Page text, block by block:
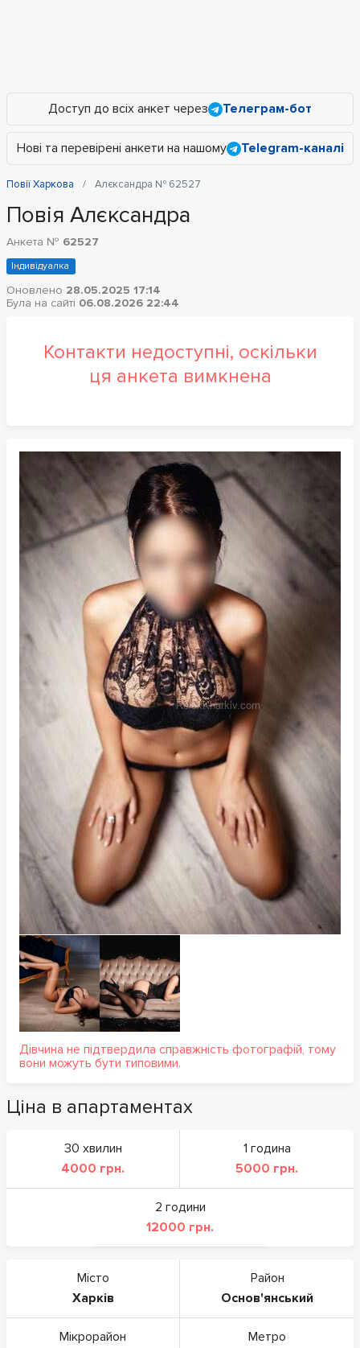
Доступ до всіх анкет через Телеграм-бот
Нові та перевірені анкети на нашому Telegram-каналі
Повії Харкова Алєксандра № 62527
Повія Алєксандра
Анкета № 62527
Індивідуалка
Оновлено 28.05.2025 17:14
Була на сайті 06.08.2026 22:44
Контакти недоступні, оскільки
ця анкета вимкнена
Дівчина не підтвердила справжність фотографій, тому
вони можуть бути типовими.
Ціна в апартаментах
30 хвилин
4000 грн.
1 година
5000 грн.
2 години
12000 грн.
Місто
Харків
Район
Основ'янський
Мікрорайон
Метро